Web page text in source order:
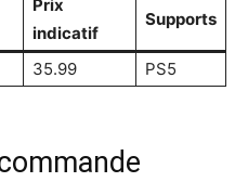
Prix
indicatif
Supports
35.99 PS5